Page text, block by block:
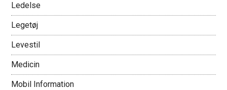
Ledelse
Legetøj
Levestil
Medicin
Mobil Information